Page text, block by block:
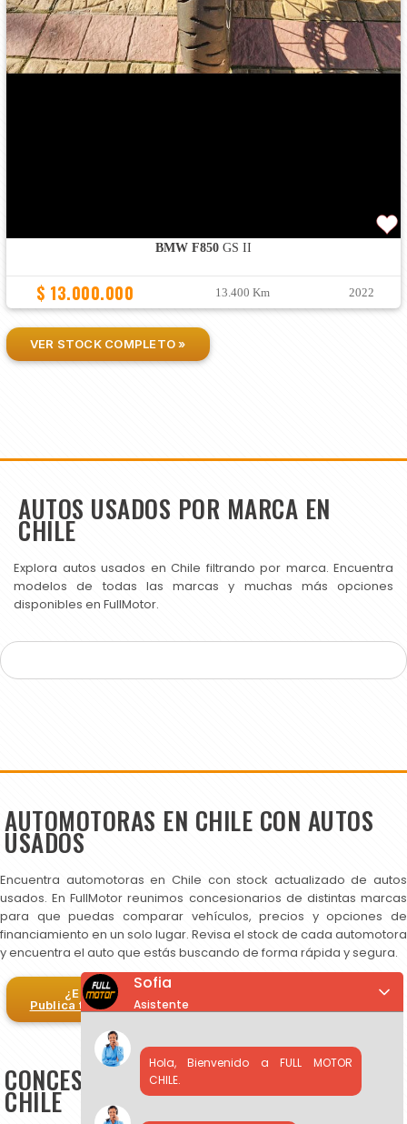
BMW F850GS II
$ 13.000.000 13.400 Km 2022
VER STOCK COMPLETO »
AUTOS USADOS POR MARCA EN
CHILE
Explora autos usados en Chile filtrando por marca. Encuentra
modelos de todas las marcas y muchas más opciones
disponibles en FullMotor.
AUTOMOTORAS EN CHILE CON AUTOS
USADOS
Encuentra automotoras en Chile con stock actualizado de autos
usados. En FullMotor reunimos concesionarios de distintas marcas
para que puedas comparar vehículos, precios y opciones de
financiamiento en un solo lugar. Revisa el stock de cada automotora
y encuentra el auto que estás buscando de forma rápida y segura.
¿Eres automotora?
Publica tus autos en FullMotor
CONCESIONARIOS DE AUTOS USADOS EN
CHILE
Sofia
Asistente
Hola, Bienvenido a FULL MOTOR
CHILE.